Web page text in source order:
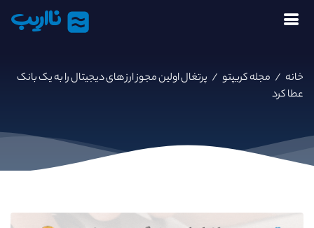
نااریب
خانه / مجله کریپتو / پرتغال اولین مجوز ارز های دیجیتال را به یک بانک
عطا کرد